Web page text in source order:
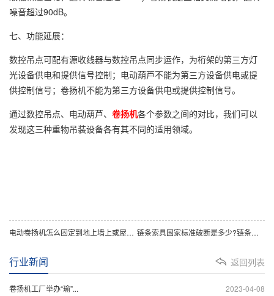
噪音超过90dB。
七、功能延展：
数控吊点可配有源收线器与数控吊点同步运作，为桁架的第三方灯
光设备供电和提供信号控制；电动葫芦不能为第三方设备供电或提
供控制信号；卷扬机不能为第三方设备供电或提供控制信号。
通过数控吊点、电动葫芦、 卷扬机各个参数之间的对比，我们可以
发现这三种重物吊装设备各有其不同的适用领域。
电动卷扬机怎么固定到地上墙上或屋顶上 链条索具国家标准破断是多少?链条索具国家标准
返回列表
行业新闻
2023-04-08
卷扬机工厂举办“瑜”...